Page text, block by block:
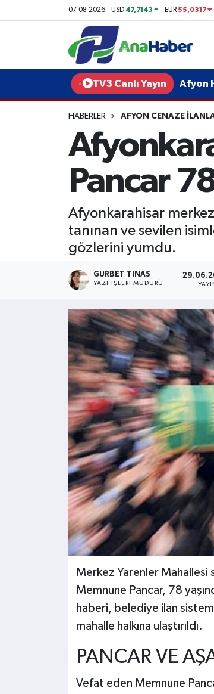
07-08-2026 USD 47,7143 EUR55,0317
TV3 Canlı Yayın Afyon
HABERLER AFYON CENAZE
Pancar
Afyonkarahisar
tanınan ve sevilen
gözlerini yumdu.
GURBET TINAS
YAZI İŞLERI MÜDÜRÜ
Merkez Yarenler Mahallesi
Memnune Pancar, 78
haberi, belediye ilan
mahalle halkına ulaştırıldı.
PANCAR VE
Vefat eden Memnune
Yurt Haber
Afyon Haber
Teknoloji
Kültür - Sanat
Afyonkarahisar Nöbetçi Eczaneler
Afyonkarahisar Hava Durumu
Afyonkarahisar Trafik Yoğunluk
Süper Lig Puan Durumu ve Fikstür
Son Dakika Haberleri
Haber Arşivi